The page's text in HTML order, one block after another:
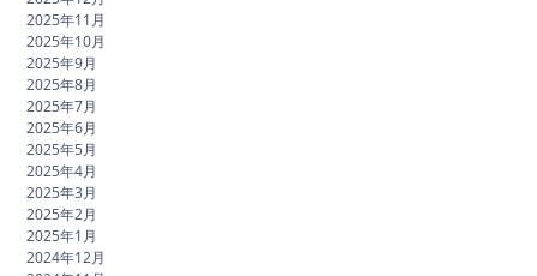
2025年11月
2025年10月
2025年9月
2025年8月
2025年7月
2025年6月
2025年5月
2025年4月
2025年3月
2025年2月
2025年1月
2024年12月